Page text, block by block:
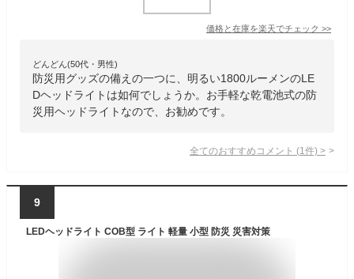
価格と在庫を楽天でチェック >>
どんどん(50代・男性)
防災用グッズの備えの一つに、明るい1800ルーメンのLE
Dヘッドライトは如何でしょうか。お手軽な乾電池式の防
災用ヘッドライトなので、お勧めです。
全てのおすすめコメント (1 件) >
9
LEDヘッドライト COB型 ライト 軽量 小型 防災 災害対策